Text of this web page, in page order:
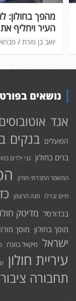
העיר ויחליף
פברואר 28, יואב בן פורת
נושאים
אגד
הפועלים בנקים
ברים בחולון גני ילדים
המשמר החברתי חולון
חיים זברלו חנה הרצמן
בכדורסל מדיטק
מוסך בחולון מוסך
ישראל מיקאל בוזגלו
עיריית חולון
תחבורה